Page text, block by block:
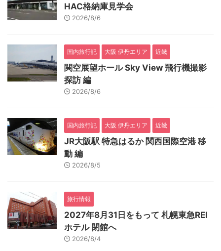
HAC格納庫見学会
2026/8/6
国内旅行記 大阪 伊丹エリア 近畿
関空展望ホール Sky View 飛行機撮影
探訪 編
2026/8/6
国内旅行記 大阪 伊丹エリア 近畿
JR大阪駅 特急はるか 関西国際空港 移
動 編
2026/8/5
旅行情報
2027年8月31日をもって 札幌東急REI
ホテル 閉館へ
2026/8/4